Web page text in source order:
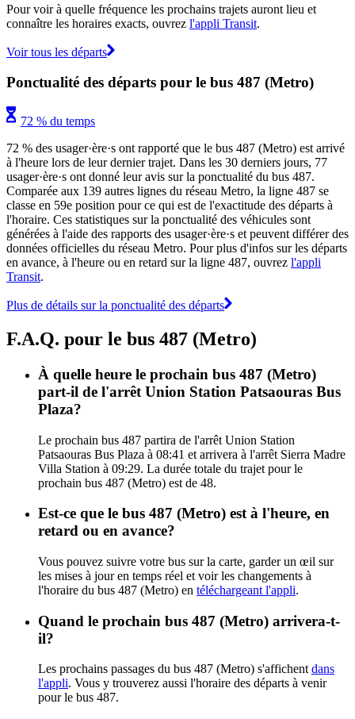
Pour voir à quelle fréquence les prochains trajets auront lieu et
connaître les horaires exacts, ouvrez l'appli Transit.
Voir tous les départs
Ponctualité des départs pour le bus 487 (Metro)
72 % du temps
72 % des usager·ère·s ont rapporté que le bus 487 (Metro) est arrivé
à l'heure lors de leur dernier trajet. Dans les 30 derniers jours, 77
usager·ère·s ont donné leur avis sur la ponctualité du bus 487.
Comparée aux 139 autres lignes du réseau Metro, la ligne 487 se
classe en 59e position pour ce qui est de l'exactitude des départs à
l'horaire. Ces statistiques sur la ponctualité des véhicules sont
générées à l'aide des rapports des usager·ère·s et peuvent différer des
données officielles du réseau Metro. Pour plus d'infos sur les départs
en avance, à l'heure ou en retard sur la ligne 487, ouvrez l'appli
Transit.
Plus de détails sur la ponctualité des départs
F.A.Q. pour le bus 487 (Metro)
À quelle heure le prochain bus 487 (Metro)
part-il de l'arrêt Union Station Patsaouras Bus
Plaza?
Le prochain bus 487 partira de l'arrêt Union Station
Patsaouras Bus Plaza à 08:41 et arrivera à l'arrêt Sierra Madre
Villa Station à 09:29. La durée totale du trajet pour le
prochain bus 487 (Metro) est de 48.
Est-ce que le bus 487 (Metro) est à l'heure, en
retard ou en avance?
Vous pouvez suivre votre bus sur la carte, garder un œil sur
les mises à jour en temps réel et voir les changements à
l'horaire du bus 487 (Metro) en téléchargeant l'appli.
Quand le prochain bus 487 (Metro) arrivera-t-
il?
Les prochains passages du bus 487 (Metro) s'affichent dans
l'appli. Vous y trouverez aussi l'horaire des départs à venir
pour le bus 487.